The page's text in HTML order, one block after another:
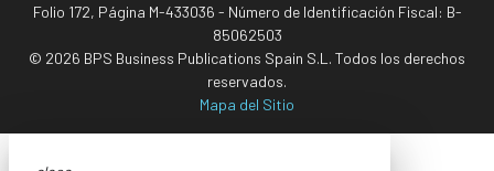
Folio 172, Página M-433036 - Número de Identificación Fiscal: B-
85062503
© 2026 BPS Business Publications Spain S.L. Todos los derechos
reservados.
Mapa del Sitio